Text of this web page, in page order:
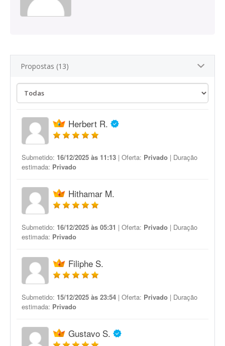
Propostas (13)
Herbert R.
Submetido: 16/12/2025 às 11:13 | Oferta: Privado | Duração
estimada: Privado
Hithamar M.
Submetido: 16/12/2025 às 05:31 | Oferta: Privado | Duração
estimada: Privado
Filiphe S.
Submetido: 15/12/2025 às 23:54 | Oferta: Privado | Duração
estimada: Privado
Gustavo S.